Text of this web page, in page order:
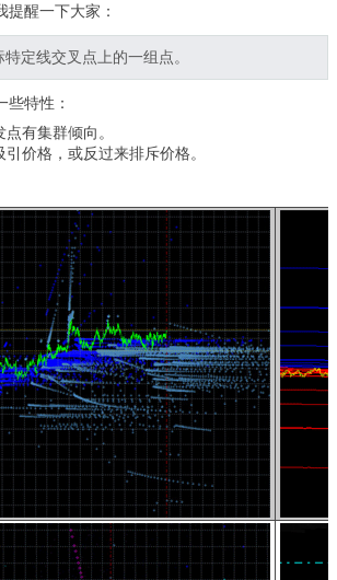
提醒一下大家：
定线交叉点上的一组点。
些特性：
有集群倾向。
价格，或反过来排斥价格。